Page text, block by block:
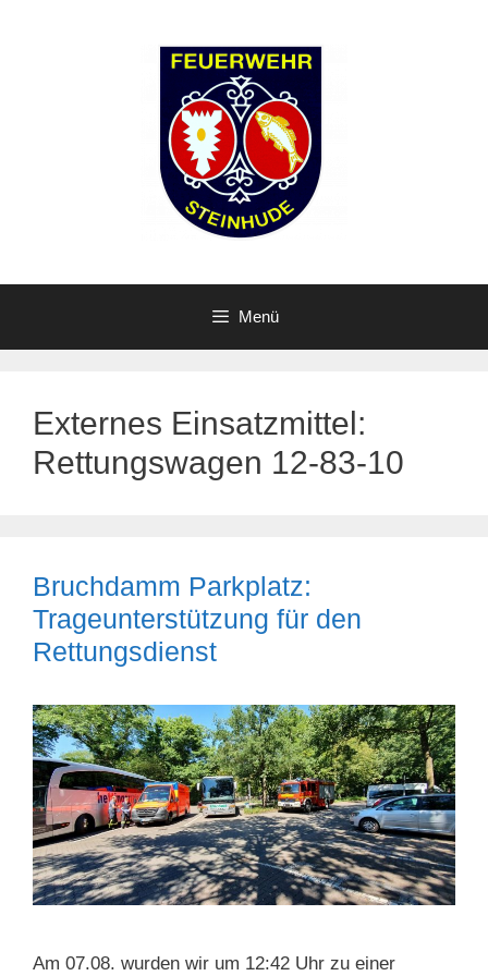
Menü
Externes Einsatzmittel:
Rettungswagen 12-83-10
Bruchdamm Parkplatz:
Trageunterstützung für den
Rettungsdienst
Am 07.08. wurden wir um 12:42 Uhr zu einer